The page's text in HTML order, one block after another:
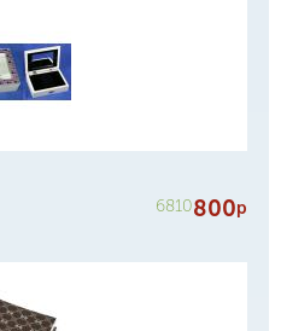
6810800р